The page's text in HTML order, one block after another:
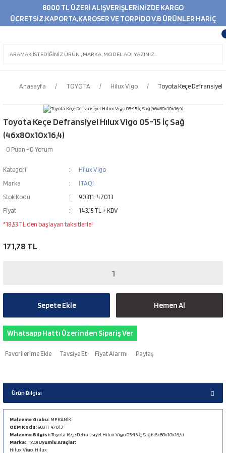
8000 TL ÜZERİ ALIŞVERİŞLERİNİZDE KARGO
ÜCRETSİZ.KAPORTA,KAROSER VE TORPİDO V.B ÜRÜNLER HARİÇ
Anasayfa TOYOTA Hilux Vigo Toyota Keçe Defransiyel
Toyota Keçe Defransiyel Hılux Vigo 05-15 İç Sağ
(46x80x10x16,4)
0 Puan - 0 Yorum
Kategori
Hilux Vigo
Marka
ITAQI
Stok Kodu
90311-47013
Fiyat
143,15 TL + KDV
*18,53 TL den başlayan taksitlerle!
171,78 TL
Sepete Ekle Hemen Al
Whatsapp Hattı Üzerinden Sipariş Ver
Tavsiye Et Fiyat Alarmı Paylaş
Ürün Bilgisi
Malzeme Grubu: MEKANİK
OEM Kodu:90311-47013
Malzeme Bilgisi:Toyota Keçe Defransiyel Hılux Vigo 05-15 İç Sağ (46x80x10x16,4)
Marka: ITAQIUyumlu Araçlar:
Hilux Vigo, Hilux